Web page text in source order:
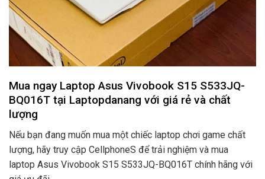
Mua ngay Laptop Asus Vivobook S15 S533JQ-
BQ016T tại Laptopdanang với giá rẻ và chất
lượng
Nếu bạn đang muốn mua một chiếc laptop chơi game chất
lượng, hãy truy cập CellphoneS để trải nghiệm và mua
laptop Asus Vivobook S15 S533JQ-BQ016T chính hãng với